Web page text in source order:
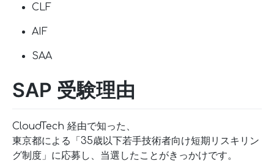
CLF
AIF
SAA
SAP 受験理由
CloudTech 経由で知った、
東京都による「35歳以下若手技術者向け短期リスキリン
グ制度」に応募し、当選したことがきっかけです。